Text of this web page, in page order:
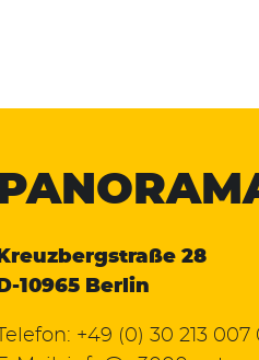
Kreuzbergstraße 28
D-10965 Berlin
Telefon: +49 (0) 30 213 007